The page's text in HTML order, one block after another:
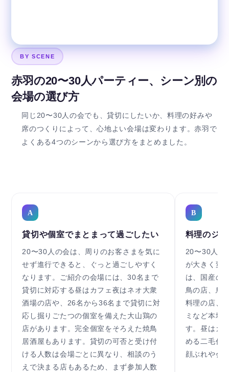
BY SCENE
赤羽の20〜30人パーティー、シーン別の
会場の選び方
同じ20〜30人の会でも、貸切にしたいか、料理の好みや
席のつくりによって、心地よい会場は変わります。赤羽で
よくある4つのシーンから選び方をまとめました。
A
貸切や個室でまとまって過ごしたい
20〜30人の会は、周りのお客さまを気に
せず進行できると、ぐっと過ごしやすく
なります。ご紹介の会場には、30名まで
貸切に対応する昼はカフェ夜はネオ大衆
酒場の店や、26名から36名まで貸切に対
応し掘りごたつの個室を備えた大山鶏の
店があります。完全個室をそろえた焼鳥
居酒屋もあります。貸切の可否と受け付
ける人数は会場ごとに異なり、相談のう
えで決まる店もあるため、まず参加人数
B
料理のジ
20〜30人の
が大きく変
は、国産の
鳥の店、鳥
料理の店、
ミなど本場
す。昼はカ
める二毛作
顔ぶれや会